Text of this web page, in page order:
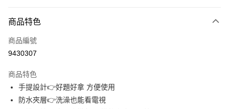
信用卡一次付款
信用卡分期付款
合作金庫商業銀行
華南商業銀行
上海商業儲蓄銀行
超商取貨付款
LINE Pay
商品特色
商品編號
9430307
商品特色
手提設計👉好題好拿 方便使用
防水夾層👉洗澡也能看電視